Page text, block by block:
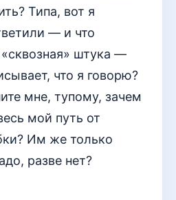
Типа, вот я
— и что
штука —
что я говорю?
мне, тупому, зачем
мой путь от
Им же только
разве нет?